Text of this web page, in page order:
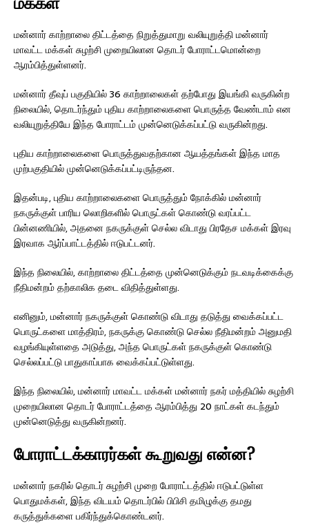
மன்னார் காற்றாலை திட்டத்தை நிறுத்துமாறு வலியுறுத்தி மன்னார்
மாவட்ட மக்கள் சுழற்சி முறையிலான தொடர் போராட்டமொன்றை
ஆரம்பித்துள்ளனர்.
மன்னார் தீவுப் பகுதியில் 36 காற்றாலைகள் தற்போது இயங்கி வருகின்ற
நிலையில், தொடர்ந்தும் புதிய காற்றாலைகளை பொருத்த வேண்டாம் என
வலியுறுத்தியே இந்த போராட்டம் முன்னெடுக்கப்பட்டு வருகின்றது.
புதிய காற்றாலைகளை பொருத்துவதற்கான ஆயத்தங்கள் இந்த மாத
முற்பகுதியில் முன்னெடுக்கப்பட்டிருந்தன.
இதன்படி, புதிய காற்றாலைகளை பொருத்தும் நோக்கில் மன்னார்
நகருக்குள் பாரிய லொறிகளில் பொருட்கள் கொண்டு வரப்பட்ட
பின்னணியில், அதனை நகருக்குள் செல்ல விடாது பிரதேச மக்கள் இரவு
இரவாக ஆர்ப்பாட்டத்தில் ஈடுபட்டனர்.
இந்த நிலையில், காற்றாலை திட்டத்தை முன்னெடுக்கும் நடவடிக்கைக்கு
நீதிமன்றம் தற்காலிக தடை விதித்துள்ளது.
எனினும், மன்னார் நகருக்குள் கொண்டு விடாது தடுத்து வைக்கப்பட்ட
பொருட்களை மாத்திரம், நகருக்கு கொண்டு செல்ல நீதிமன்றம் அனுமதி
வழங்கியுள்ளதை அடுத்து, அந்த பொருட்கள் நகருக்குள் கொண்டு
செல்லப்பட்டு பாதுகாப்பாக வைக்கப்பட்டுள்ளது.
இந்த நிலையில், மன்னார் மாவட்ட மக்கள் மன்னார் நகர் மத்தியில் சுழற்சி
முறையிலான தொடர் போராட்டத்தை ஆரம்பித்து 20 நாட்கள் கடந்தும்
முன்னெடுத்து வருகின்றனர்.
போராட்டக்காரர்கள் கூறுவது என்ன?
மன்னார் நகரில் தொடர் சுழற்சி முறை போராட்டத்தில் ஈடுபட்டுள்ள
பொதுமக்கள், இந்த விடயம் தொடர்பில் பிபிசி தமிழுக்கு தமது
கருத்துக்களை பகிர்ந்துக்கொண்டனர்.